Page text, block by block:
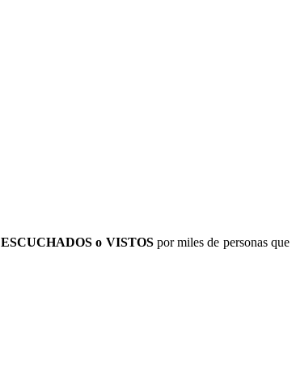
ESCUCHADOS o VISTOSpor miles de personas que